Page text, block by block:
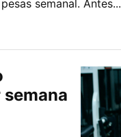
semanal. Antes...